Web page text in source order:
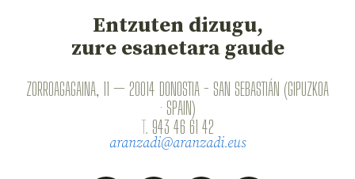
Entzuten dizugu,
zure esanetara gaude
ZORROAGAGAINA, 11 — 20014 DONOSTIA - SAN SEBASTIÁN (GIPUZKOA
· SPAIN)
T. 943 46 61 42
aranzadi@aranzadi.eus